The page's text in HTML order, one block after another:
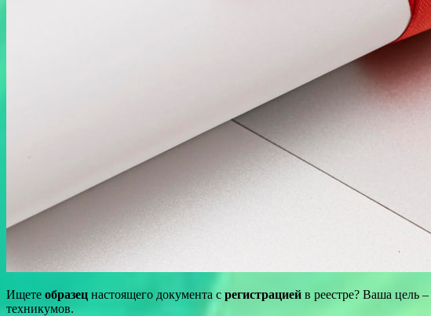
Ищете образец настоящего документа с регистрацией в реестре? Ваша цель –
техникумов.